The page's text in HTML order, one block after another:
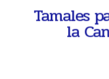
Tamales
la